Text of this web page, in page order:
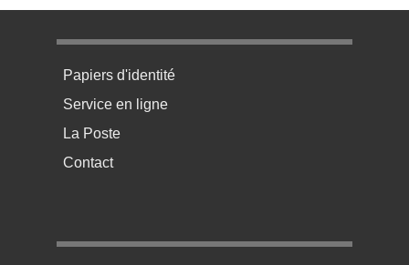
Menu pratique bas de page 1
Papiers d'identité
Service en ligne
La Poste
Contact
Menu pratique bas de page 2